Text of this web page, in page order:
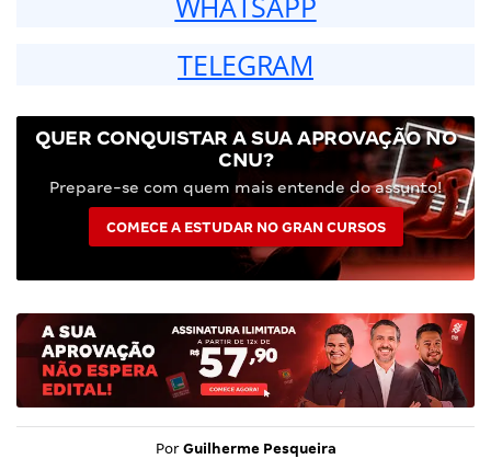
TELEGRAM
QUER CONQUISTAR A SUA APROVAÇÃO NO
CNU?
Prepare-se com quem mais entende do assunto!
COMECE A ESTUDAR NO GRAN CURSOS
Por Guilherme Pesqueira